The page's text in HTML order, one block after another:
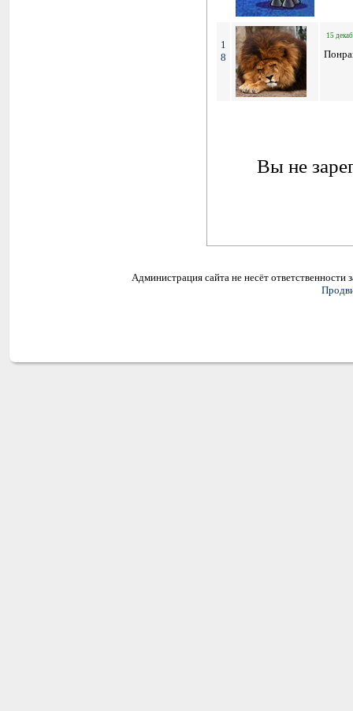
1
8
15
Вы не
Администрация сайта не несёт